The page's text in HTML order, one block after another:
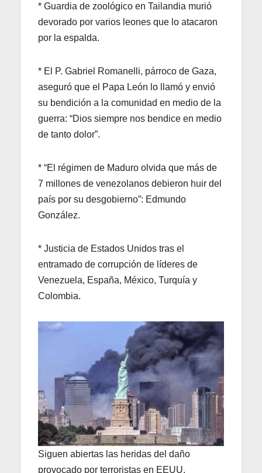
* Guardia de zoológico en Tailandia murió
devorado por varios leones que lo atacaron
por la espalda.
* El P. Gabriel Romanelli, párroco de Gaza,
aseguró que el Papa León lo llamó y envió
su bendición a la comunidad en medio de la
guerra: “Dios siempre nos bendice en medio
de tanto dolor”.
* “El régimen de Maduro olvida que más de
7 millones de venezolanos debieron huir del
país por su desgobierno”: Edmundo
González.
* Justicia de Estados Unidos tras el
entramado de corrupción de líderes de
Venezuela, España, México, Turquía y
Colombia.
Siguen abiertas las heridas del daño
provocado por terroristas en EEUU.